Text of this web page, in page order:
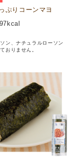
りコーンマヨ
ン、ナチュラルローソン
おりません。